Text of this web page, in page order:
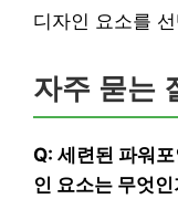
디자인 요소를
자주 묻는
Q: 세련된 파워
인 요소는 무엇